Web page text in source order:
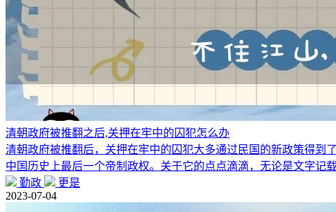
清朝政府被推翻之后,关押在牢中的囚犯怎么办
清朝政府被推翻后，关押在牢中的囚犯大多通过民国的新政策得到
中国历史上最后一个帝制政权。关于它的点点滴滴，无论是文字记
勤政
更是
2023-07-04